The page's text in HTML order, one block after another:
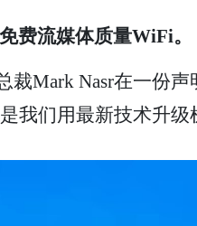
费流媒体质量WiFi。
裁Mark Nasr在一份
我们用最新技术升级